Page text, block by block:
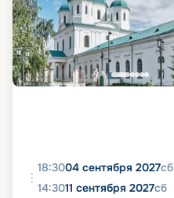
18:3004 сентября 2027сб
14:3011 сентября 2027сб